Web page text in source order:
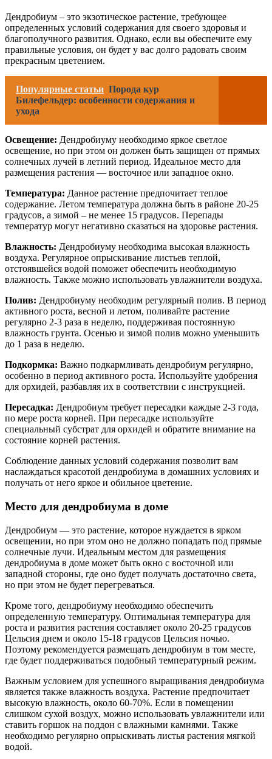
Дендробиум – это экзотическое растение, требующее
определенных условий содержания для своего здоровья и
благополучного развития. Однако, если вы обеспечите ему
правильные условия, он будет у вас долго радовать своим
прекрасным цветением.
Популярные статьи Порода кур
Билефельдер: особенности содержания и
ухода
Освещение: Дендробиуму необходимо яркое светлое
освещение, но при этом он должен быть защищен от прямых
солнечных лучей в летний период. Идеальное место для
размещения растения — восточное или западное окно.
Температура: Данное растение предпочитает теплое
содержание. Летом температура должна быть в районе 20-25
градусов, а зимой – не менее 15 градусов. Перепады
температур могут негативно сказаться на здоровье растения.
Влажность: Дендробиуму необходима высокая влажность
воздуха. Регулярное опрыскивание листьев теплой,
отстоявшейся водой поможет обеспечить необходимую
влажность. Также можно использовать увлажнители воздуха.
Полив: Дендробиуму необходим регулярный полив. В период
активного роста, весной и летом, поливайте растение
регулярно 2-3 раза в неделю, поддерживая постоянную
влажность грунта. Осенью и зимой полив можно уменьшить
до 1 раза в неделю.
Подкормка: Важно подкармливать дендробиум регулярно,
особенно в период активного роста. Используйте удобрения
для орхидей, разбавляя их в соответствии с инструкцией.
Пересадка: Дендробиум требует пересадки каждые 2-3 года,
по мере роста корней. При пересадке используйте
специальный субстрат для орхидей и обратите внимание на
состояние корней растения.
Соблюдение данных условий содержания позволит вам
наслаждаться красотой дендробиума в домашних условиях и
получать от него яркое и обильное цветение.
Место для дендробиума в доме
Дендробиум — это растение, которое нуждается в ярком
освещении, но при этом оно не должно попадать под прямые
солнечные лучи. Идеальным местом для размещения
дендробиума в доме может быть окно с восточной или
западной стороны, где оно будет получать достаточно света,
но при этом не будет перегреваться.
Кроме того, дендробиуму необходимо обеспечить
определенную температуру. Оптимальная температура для
роста и развития растения составляет около 20-25 градусов
Цельсия днем и около 15-18 градусов Цельсия ночью.
Поэтому рекомендуется размещать дендробиум в том месте,
где будет поддерживаться подобный температурный режим.
Важным условием для успешного выращивания дендробиума
является также влажность воздуха. Растение предпочитает
высокую влажность, около 60-70%. Если в помещении
слишком сухой воздух, можно использовать увлажнители или
ставить горшок на поддон с влажными камнями. Также
необходимо регулярно опрыскивать листья растения мягкой
водой.